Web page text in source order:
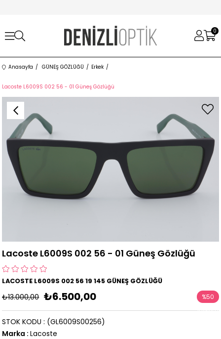
0
Anasayfa GÜNEŞ GÖZLÜĞÜ Erkek
Lacoste L6009S 002 56 - 01 Güneş Gözlüğü
Lacoste L6009S 002 56 - 01 Güneş Gözlüğü
LACOSTE L6009S 002 56 19 145 GÜNEŞ GÖZLÜĞÜ
₺13.000,00 ₺6.500,00 %50
İndirim
(GL6009S00256)
STOK KODU
Marka : Lacoste